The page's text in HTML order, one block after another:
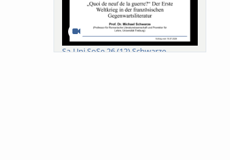
Sa-Uni SoSe 26 (12) Schwarze